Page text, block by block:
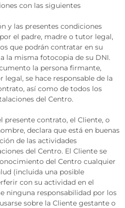
con las siguientes
y las presentes condiciones
el padre, madre o tutor legal,
que podrán contratar en su
la misma fotocopia de su DNI.
la persona firmante,
se hace responsable de la
así como de todos los
del Centro.
presente contrato, el Cliente, o
declara que está en buenas
de las actividades
del Centro. El Cliente se
del Centro cualquier
(incluida una posible
con su actividad en el
ninguna responsabilidad por los
sobre la Cliente gestante o